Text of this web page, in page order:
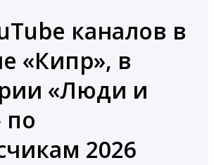
каналов в
«Кипр», в
«Люди и
по
2026